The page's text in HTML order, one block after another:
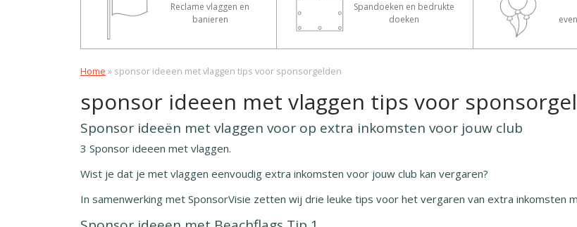
Reclame vlaggen en
banieren
Spandoeken en bedrukte
doeken
Home » sponsor ideeen met vlaggen tips voor sponsorgelden
sponsor ideeen met vlaggen tips voor
Sponsor ideeën met vlaggen voor op extra inkomsten voor jouw club
3 Sponsor ideeen met vlaggen.
Wist je dat je met vlaggen eenvoudig extra inkomsten voor jouw club kan vergaren?
In samenwerking met SponsorVisie zetten wij drie leuke tips voor het vergaren van extra inkomsten